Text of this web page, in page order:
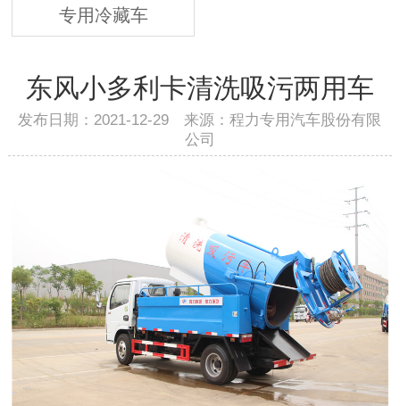
专用冷藏车
东风小多利卡清洗吸污两用车
发布日期：2021-12-29 来源：程力专用汽车股份有限
公司